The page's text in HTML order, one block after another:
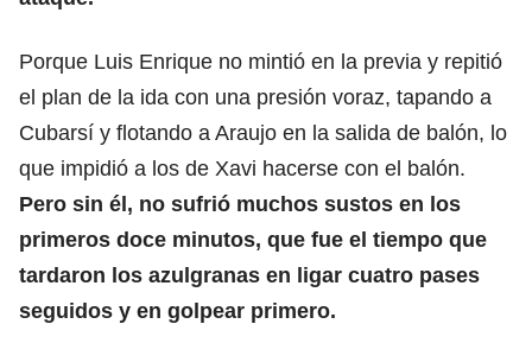
Porque Luis Enrique no mintió en la previa y repitió
el plan de la ida con una presión voraz, tapando a
Cubarsí y flotando a Araujo en la salida de balón, lo
que impidió a los de Xavi hacerse con el balón.
Pero sin él, no sufrió muchos sustos en los
primeros doce minutos, que fue el tiempo que
tardaron los azulgranas en ligar cuatro pases
seguidos y en golpear primero.